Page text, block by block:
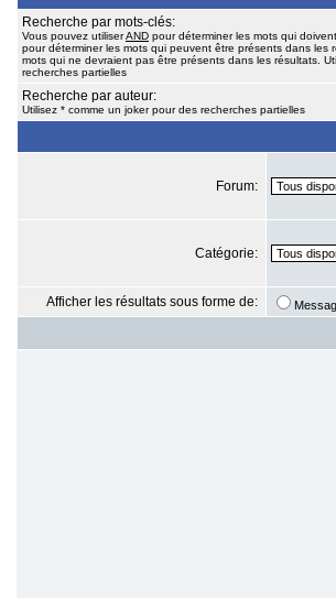
Recherche par mots-clés:
Vous pouvez utiliserAND pour déterminer les mots qui
pour déterminer les mots qui peuvent être présents dans les
mots qui ne devraient pas être présents dans les résultats.
recherches partielles
Recherche par auteur:
Utilisez * comme un joker pour des recherches partielles
Forum:
Catégorie:
Afficher les résultats sous forme de: